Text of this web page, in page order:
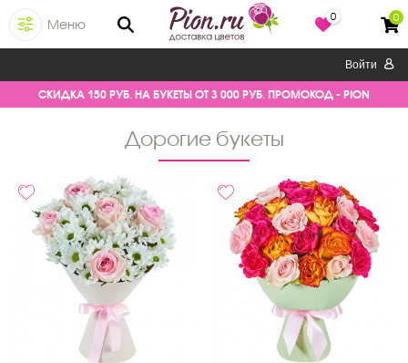
Меню
0 0
Войти
СКИДКА 150 РУБ. НА БУКЕТЫ ОТ 3 000 РУБ. ПРОМОКОД - PION
дорогие букеты